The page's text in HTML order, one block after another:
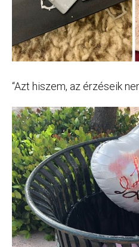
“Azt hiszem, az érzéseik